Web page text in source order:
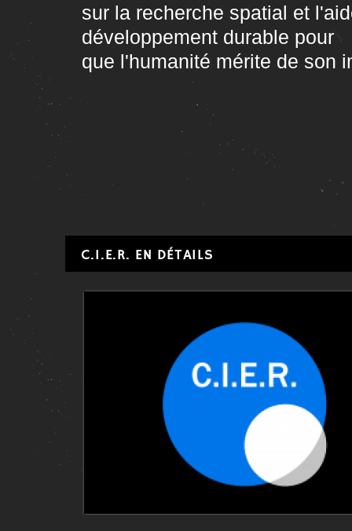
sur la recherche spatial et
développement durable pour
que l'humanité mérite de son
C.I.E.R. EN DÉTAILS